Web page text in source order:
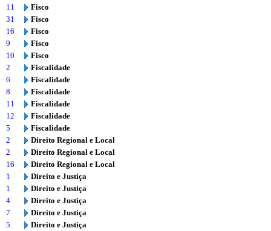
11
Fisco
31
Fisco
16
Fisco
9
Fisco
10
Fisco
2
Fiscalidade
6
Fiscalidade
8
Fiscalidade
11
Fiscalidade
12
Fiscalidade
5
Fiscalidade
2
Direito Regional e Local
2
Direito Regional e Local
16
Direito Regional e Local
1
Direito e Justiça
1
Direito e Justiça
4
Direito e Justiça
7
Direito e Justiça
5
Direito e Justiça